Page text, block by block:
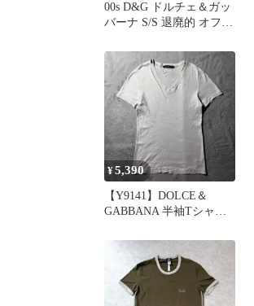
00s D&G ドルチェ＆ガッ
バーナ S/S 退廃的 オフホ
¥5,390
【Y9141】DOLCE＆
GABBANA 半袖Tシャ